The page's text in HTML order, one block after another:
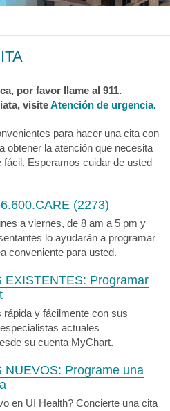
por favor llame al 911.
visiteAtención de urgencia.
para hacer una cita con
obtener la atención que necesita
fácil. Esperamos cuidar de usted
(2273)
a viernes, de 8 am a 5 pm y
lo ayudarán a programar
conveniente para usted.
EXISTENTES: Programar
rápida y fácilmente con sus
actuales
su cuenta MyChart.
NUEVOS: Programe una
en UI Health? Concierte una cita